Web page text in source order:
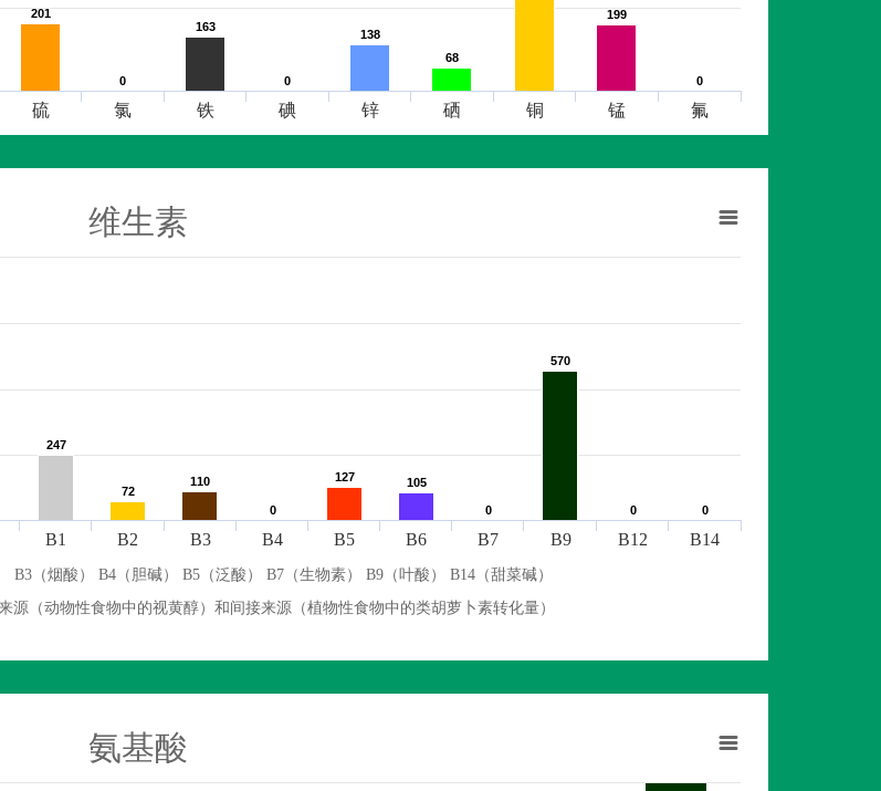
201
201
0
0
163
163
0
0
138
138
68
68
199
199
0
0
硫 氯 铁 碘 锌 硒 铜 锰 氟
维生素
247
247
72
72
110
110
0
0
127
127 105
105
0
0
570
570
0
0 0
0
B1 B2 B3 B4 B5 B6 B7 B9 B12 B14
B3（烟酸） B4（胆碱） B5（泛酸） B7（生物素） B9（叶酸） B14（甜菜碱）
源（动物性食物中的视黄醇）和间接来源（植物性食物中的类胡萝卜素转化量）
氨基酸